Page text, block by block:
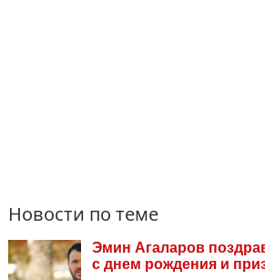
Новости по теме
Эмин Агаларов
с днем рождения и